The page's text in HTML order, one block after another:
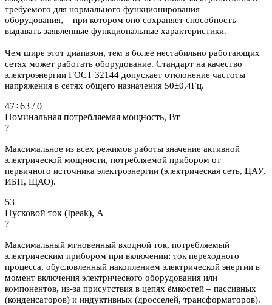
требуемого для нормального функционирования
оборудования, при котором оно сохраняет способность
выдавать заявленные функциональные характеристики.
Чем шире этот диапазон, тем в более нестабильно работающих
сетях может работать оборудование. Стандарт на качество
электроэнергии ГОСТ 32144 допускает отклонение частоты
напряжения в сетях общего назначения 50±0,4Гц.
47÷63 / 0
Номинальная потребляемая мощность, Вт
?
Максимальное из всех режимов работы значение активной
электрической мощности, потребляемой прибором от
первичного источника электроэнергии (электрическая сеть, ЦАУ,
ИБП, ЩАО).
53
Пусковой ток (Ipeak), A
?
Максимальный мгновенный входной ток, потребляемый
электрическим прибором при включении; ток переходного
процесса, обусловленный накоплением электрической энергии в
момент включения электрического оборудования или
компонентов, из-за присутствия в цепях ёмкостей – пассивных
(конденсаторов) и индуктивных (дросселей, трансформаторов).